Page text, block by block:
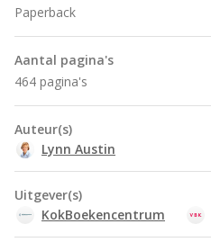
Paperback
Aantal pagina's
464 pagina's
Auteur(s)
Lynn Austin
Uitgever(s)
KokBoekencentrum